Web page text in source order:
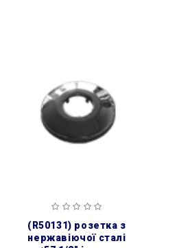
(r50131) розетка з
нержавіючої сталі